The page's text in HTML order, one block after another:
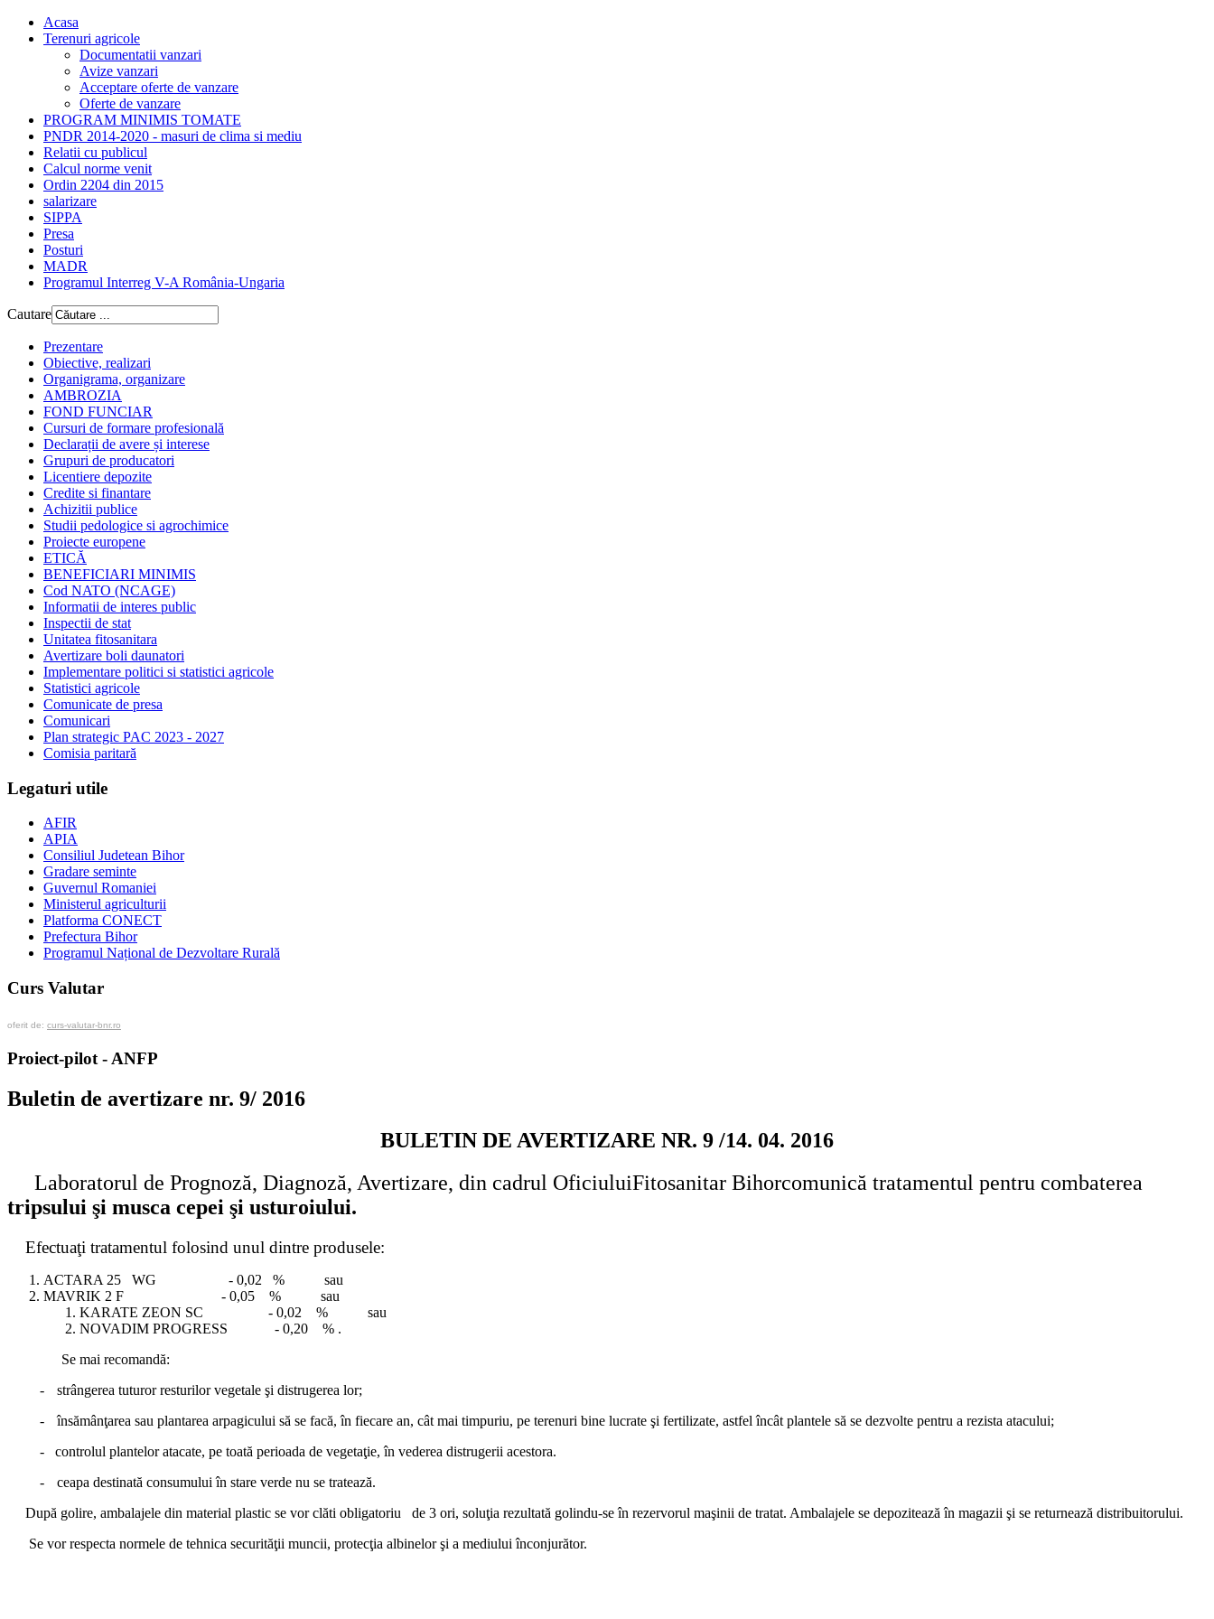
Acasa
Terenuri agricole
Documentatii vanzari
Avize vanzari
Acceptare oferte de vanzare
Oferte de vanzare
PROGRAM MINIMIS TOMATE
PNDR 2014-2020 - masuri de clima si mediu
Relatii cu publicul
Calcul norme venit
Ordin 2204 din 2015
salarizare
SIPPA
Presa
Posturi
MADR
Programul Interreg V-A România-Ungaria
Cautare
Prezentare
Obiective, realizari
Organigrama, organizare
AMBROZIA
FOND FUNCIAR
Cursuri de formare profesională
Declarații de avere și interese
Grupuri de producatori
Licentiere depozite
Credite si finantare
Achizitii publice
Studii pedologice si agrochimice
Proiecte europene
ETICĂ
BENEFICIARI MINIMIS
Cod NATO (NCAGE)
Informatii de interes public
Inspectii de stat
Unitatea fitosanitara
Avertizare boli daunatori
Implementare politici si statistici agricole
Statistici agricole
Comunicate de presa
Comunicari
Plan strategic PAC 2023 - 2027
Comisia paritară
Legaturi utile
AFIR
APIA
Consiliul Judetean Bihor
Gradare seminte
Guvernul Romaniei
Ministerul agriculturii
Platforma CONECT
Prefectura Bihor
Programul Național de Dezvoltare Rurală
Curs Valutar
oferit de: curs-valutar-bnr.ro
Proiect-pilot - ANFP
Buletin de avertizare nr. 9/ 2016
BULETIN DE AVERTIZARE NR. 9 /14. 04. 2016
Laboratorul de Prognoză, Diagnoză, Avertizare, din cadrul OficiuluiFitosanitar Bihorcomunică tratamentul pentru combaterea
tripsului şi musca cepei şi usturoiului.
Efectuaţi tratamentul folosind unul dintre produsele:
ACTARA 25 WG - 0,02 % sau
MAVRIK 2 F - 0,05 % sau
KARATE ZEON SC - 0,02 % sau
NOVADIM PROGRESS - 0,20 % .
Se mai recomandă:
-
strângerea tuturor resturilor vegetale şi distrugerea lor;
-
însămânţarea sau plantarea arpagicului să se facă, în fiecare an, cât mai timpuriu, pe terenuri bine lucrate şi fertilizate, astfel încât plantele să se dezvolte pentru a rezista atacului;
-
controlul plantelor atacate, pe toată perioada de vegetaţie, în vederea distrugerii acestora.
-
ceapa destinată consumului în stare verde nu se tratează.
După golire, ambalajele din material plastic se vor clăti obligatoriu de 3 ori, soluţia rezultată golindu-se în rezervorul maşinii de tratat. Ambalajele se depozitează în magazii şi se returnează distribuitorului.
Se vor respecta normele de tehnica securităţii muncii, protecţia albinelor şi a mediului înconjurător.